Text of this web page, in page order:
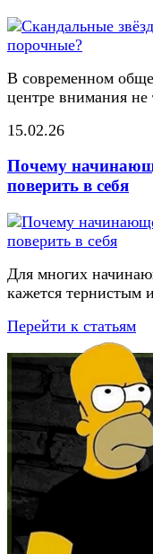
В современном
центре внимания не
15.02.26
Почему
поверить в себя
Для многих
кажется тернистым
Перейти к статьям